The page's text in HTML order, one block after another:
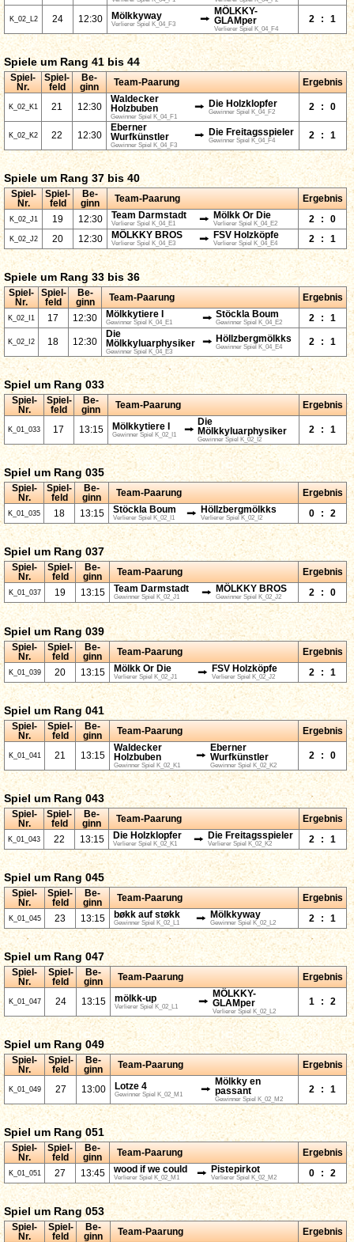
K_02_L2 24 12:30 Mölkkyway
Verlierer Spiel K_04_F3 ⭢
MÖLKKY-
GLAMper
Verlierer Spiel K_04_F4
2 : 1
Spiele um Rang 41 bis 44
Spiel-
Nr.
Spiel-
feld
Be-
ginn
Team-Paarung Ergebnis
K_02_K1 21 12:30
Waldecker
Holzbuben
Gewinner Spiel K_04_F1
⭢ Die Holzklopfer
Gewinner Spiel K_04_F2
2 : 0
K_02_K2 22 12:30
Eberner
Wurfkünstler
Gewinner Spiel K_04_F3
⭢ Die Freitagsspieler
Gewinner Spiel K_04_F4
2 : 1
Spiele um Rang 37 bis 40
Spiel-
Nr.
Spiel-
feld
Be-
ginn
Team-Paarung Ergebnis
K_02_J1 19 12:30 Team Darmstadt
Verlierer Spiel K_04_E1 ⭢ Mölkk Or Die
Verlierer Spiel K_04_E2 2 : 0
K_02_J2 20 12:30 MÖLKKY BROS
Verlierer Spiel K_04_E3 ⭢ FSV Holzköpfe
Verlierer Spiel K_04_E4 2 : 1
Spiele um Rang 33 bis 36
Spiel-
Nr.
Spiel-
feld
Be-
ginn
Team-Paarung Ergebnis
K_02_I1 17 12:30 Mölkkytiere I
Gewinner Spiel K_04_E1 ⭢ Stöckla Boum
Gewinner Spiel K_04_E2 2 : 1
K_02_I2 18 12:30
Die
Mölkkyluarphysiker
Gewinner Spiel K_04_E3
⭢ Höllzbergmölkks
Gewinner Spiel K_04_E4
2 : 1
Spiel um Rang 033
Spiel-
Nr.
Spiel-
feld
Be-
ginn
Team-Paarung Ergebnis
K_01_033 17 13:15 Mölkkytiere I
Gewinner Spiel K_02_I1 ⭢
Die
Mölkkyluarphysiker
Gewinner Spiel K_02_I2
2 : 1
Spiel um Rang 035
Spiel-
Nr.
Spiel-
feld
Be-
ginn
Team-Paarung Ergebnis
K_01_035 18 13:15 Stöckla Boum
Verlierer Spiel K_02_I1 ⭢ Höllzbergmölkks
Verlierer Spiel K_02_I2 0 : 2
Spiel um Rang 037
Spiel-
Nr.
Spiel-
feld
Be-
ginn
Team-Paarung Ergebnis
K_01_037 19 13:15 Team Darmstadt
Gewinner Spiel K_02_J1 ⭢ MÖLKKY BROS
Gewinner Spiel K_02_J2 2 : 0
Spiel um Rang 039
Spiel-
Nr.
Spiel-
feld
Be-
ginn
Team-Paarung Ergebnis
K_01_039 20 13:15 Mölkk Or Die
Verlierer Spiel K_02_J1 ⭢ FSV Holzköpfe
Verlierer Spiel K_02_J2 2 : 1
Spiel um Rang 041
Spiel-
Nr.
Spiel-
feld
Be-
ginn
Team-Paarung Ergebnis
K_01_041 21 13:15
Waldecker
Holzbuben
Gewinner Spiel K_02_K1
⭢
Eberner
Wurfkünstler
Gewinner Spiel K_02_K2
2 : 0
Spiel um Rang 043
Spiel-
Nr.
Spiel-
feld
Be-
ginn
Team-Paarung Ergebnis
K_01_043 22 13:15 Die Holzklopfer
Verlierer Spiel K_02_K1 ⭢ Die Freitagsspieler
Verlierer Spiel K_02_K2 2 : 1
Spiel um Rang 045
Spiel-
Nr.
Spiel-
feld
Be-
ginn
Team-Paarung Ergebnis
K_01_045 23 13:15 bøkk auf støkk
Gewinner Spiel K_02_L1 ⭢ Mölkkyway
Gewinner Spiel K_02_L2 2 : 1
Spiel um Rang 047
Spiel-
Nr.
Spiel-
feld
Be-
ginn
Team-Paarung Ergebnis
K_01_047 24 13:15 mölkk-up
Verlierer Spiel K_02_L1 ⭢
MÖLKKY-
GLAMper
Verlierer Spiel K_02_L2
1 : 2
Spiel um Rang 049
Spiel-
Nr.
Spiel-
feld
Be-
ginn
Team-Paarung Ergebnis
K_01_049 27 13:00 Lotze 4
Gewinner Spiel K_02_M1 ⭢
Mölkky en
passant
Gewinner Spiel K_02_M2
2 : 1
Spiel um Rang 051
Spiel-
Nr.
Spiel-
feld
Be-
ginn
Team-Paarung Ergebnis
K_01_051 27 13:45 wood if we could
Verlierer Spiel K_02_M1 ⭢ Pistepirkot
Verlierer Spiel K_02_M2 0 : 2
Spiel um Rang 053
Spiel-
Nr.
Spiel-
feld
Be-
ginn
Team-Paarung Ergebnis